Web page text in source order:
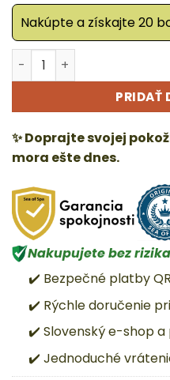
Nakúpte a získajte 20
množstvo SKIN RELIEF
PRIDAŤ
Alternative:
✨ Doprajte svojej
mora ešte dnes.
Nakupujete bez rizika
✔️ Bezpečné platby
✔️ Rýchle doručenie
✔️ Slovenský e-shop
✔️ Jednoduché